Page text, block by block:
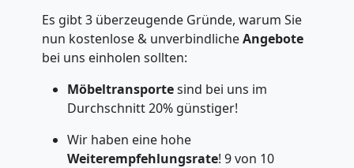
Es gibt 3 überzeugende Gründe, warum Sie
nun kostenlose & unverbindlicheAngebote
bei uns einholen sollten:
Möbeltransportesind bei uns im
Durchschnitt 20% günstiger!
Wir haben eine hohe
Weiterempfehlungsrate! 9 von 10